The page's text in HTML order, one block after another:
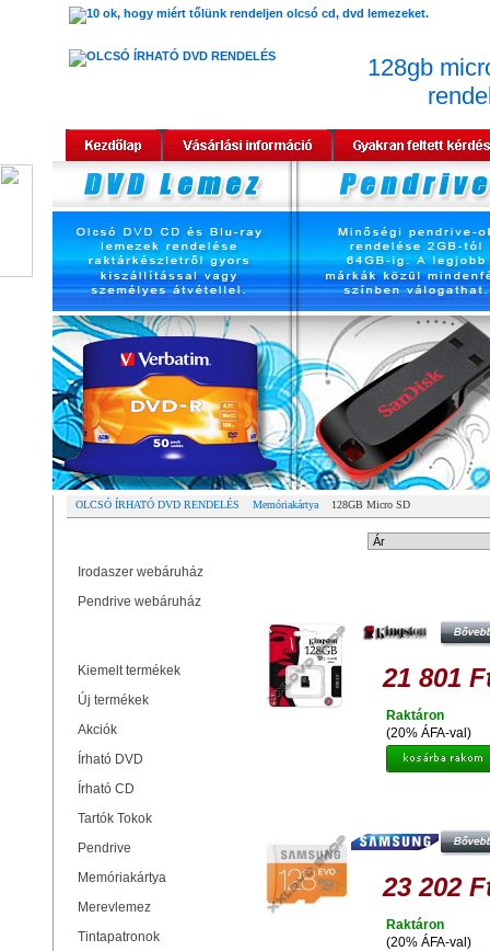
128gb
OLCSÓ ÍRHATÓ DVD RENDELÉS Memóriakártya 128GB Micro SD
Irodaszer webáruház
Pendrive webáruház
Kiemelt termékek
Új termékek
Akciók
Írható DVD
Írható CD
Tartók Tokok
Pendrive
Memóriakártya
Merevlemez
Tintapatronok
21 801
(20% ÁFA-val)
Raktáron
+ ADAPTER
23 202
(20% ÁFA-val)
Raktáron